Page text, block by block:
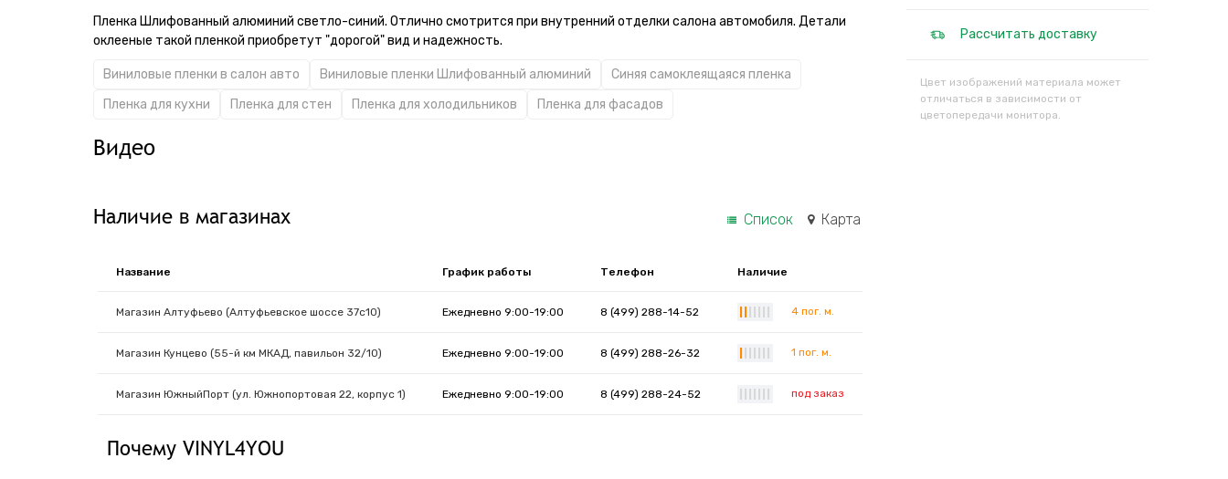
Рассчитать доставку
Цвет изображений материала может
отличаться в зависимости от
цветопередачи монитора.
Пленка Шлифованный алюминий светло-синий. Отлично смотрится при внутренний отделки салона автомобиля. Детали
оклееные такой пленкой приобретут "дорогой" вид и надежность.
Виниловые пленки в салон авто Виниловые пленки Шлифованный алюминий
Синяя самоклеящаяся пленка
Пленка для кухни
Пленка для стен Пленка для холодильников Пленка для фасадов
Видео
Наличие в магазинах Список Карта
Название График работы Телефон Наличие
Магазин Алтуфьево (Алтуфьевское шоссе 37с10) Ежедневно 9:00-19:00 8 (499) 288-14-52 4 пог. м.
Магазин Кунцево (55-й км МКАД, павильон 32/10) Ежедневно 9:00-19:00 8 (499) 288-26-32 1 пог. м.
Магазин ЮжныйПорт (ул. Южнопортовая 22, корпус 1) Ежедневно 9:00-19:00 8 (499) 288-24-52 под заказ
Почему VINYL4YOU